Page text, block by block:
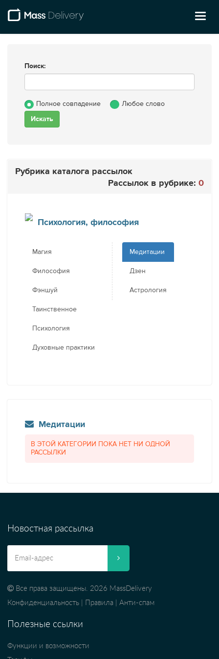
Поиск:
Полное совпадение Любое слово
Рубрика каталога рассылок
Рассылок в рубрике: 0
Психология, философия
Магия
Философия
Фэншуй
Таинственное
Психология
Духовные практики
Медитации
Дзен
Астрология
Медитации
В ЭТОЙ КАТЕГОРИИ ПОКА НЕТ НИ ОДНОЙ
РАССЫЛКИ
Новостная рассылка
Все права защищены. 2026 MassDelivery
Конфиденциальность
Правила Анти-спам
Полезные ссылки
Функции и возможности